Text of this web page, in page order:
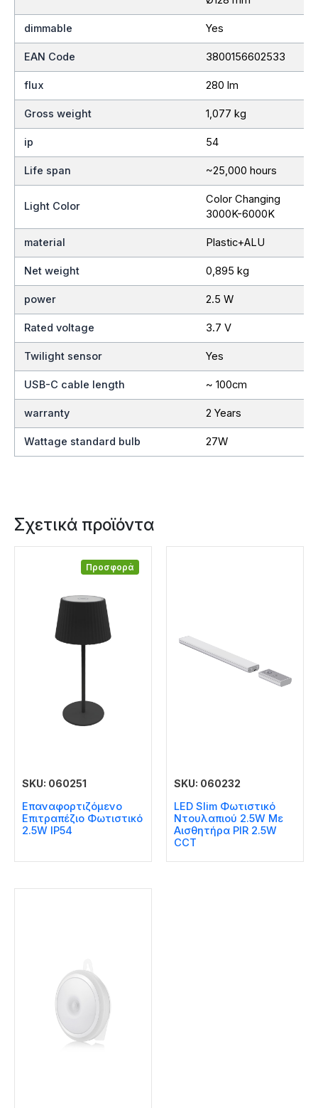
dimmable Yes
EAN Code 3800156602533
flux 280 lm
Gross weight 1,077 kg
ip 54
Life span ~25,000 hours
Light Color
Color Changing
3000K-6000K
material Plastic+ALU
Net weight 0,895 kg
power 2.5 W
Rated voltage 3.7 V
Twilight sensor Yes
USB-C cable length ~ 100cm
warranty 2 Years
Wattage standard bulb 27W
Σχετικά προϊόντα
Προσφορά
SKU: 060251
Επαναφορτιζόμενο
Επιτραπέζιο Φωτιστικό
2.5W IP54
SKU: 060232
LED Slim Φωτιστικό
Ντουλαπιού 2.5W Με
Αισθητήρα PIR 2.5W
CCT